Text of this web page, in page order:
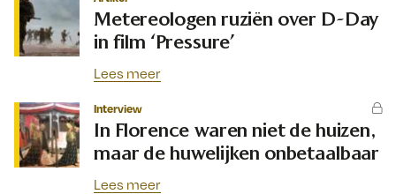
Metereologen ruziën over D-Day
in film ‘Pressure’
Lees meer
Interview
In Florence waren niet de huizen,
maar de huwelijken onbetaalbaar
Lees meer